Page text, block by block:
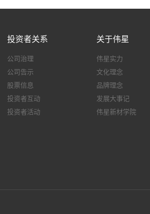
投资者关系
公司治理
公司告示
股票信息
投资者互动
投资者活动
关于伟星
伟星实力
文化理念
品牌理念
发展大事记
伟星新材学院